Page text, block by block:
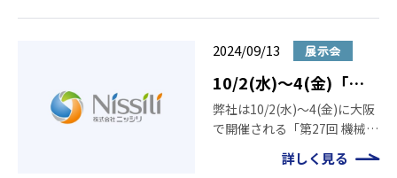
大阪産業創造館 3F・4F ※
2024/09/13 展示会
10/2(水)～4(金)「第
27回 機械要素技術展」
に出展いたします
弊社は10/2(水)～4(金)に大阪
で開催される「第27回 機械要
素技術展産業展」に出展いた
します。ぜひニッシリブース
詳しく見る